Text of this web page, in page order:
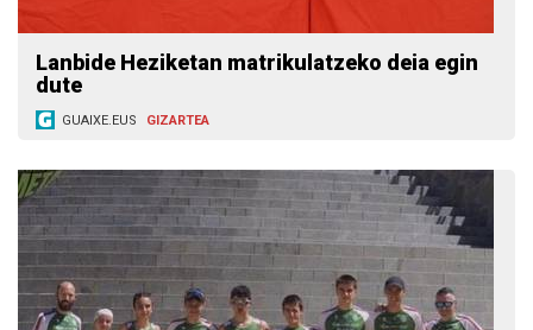
Lanbide Heziketan matrikulatzeko deia egin
dute
GUAIXE.EUS GIZARTEA